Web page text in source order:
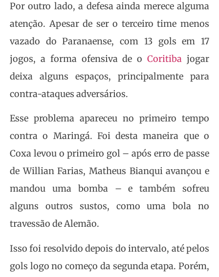
Por outro lado, a defesa ainda merece alguma
atenção. Apesar de ser o terceiro time menos
vazado do Paranaense, com 13 gols em 17
jogos, a forma ofensiva de oCoritiba jogar
deixa alguns espaços, principalmente para
contra-ataques adversários.
Esse problema apareceu no primeiro tempo
contra o Maringá. Foi desta maneira que o
Coxa levou o primeiro gol – após erro de passe
de Willian Farias, Matheus Bianqui avançou e
mandou uma bomba – e também sofreu
alguns outros sustos, como uma bola no
travessão de Alemão.
Isso foi resolvido depois do intervalo, até pelos
gols logo no começo da segunda etapa. Porém,